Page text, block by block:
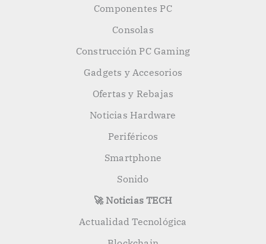
Componentes PC
Consolas
Construcción PC Gaming
Gadgets y Accesorios
Ofertas y Rebajas
Noticias Hardware
Periféricos
Smartphone
Sonido
🚀 Noticias TECH
Actualidad Tecnológica